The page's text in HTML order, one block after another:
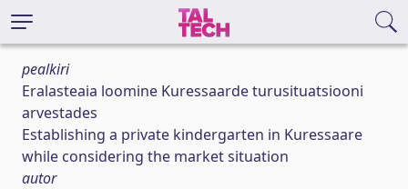
pealkiri
Eralasteaia loomine Kuressaarde turusituatsiooni
arvestades
Establishing a private kindergarten in Kuressaare
while considering the market situation
autor